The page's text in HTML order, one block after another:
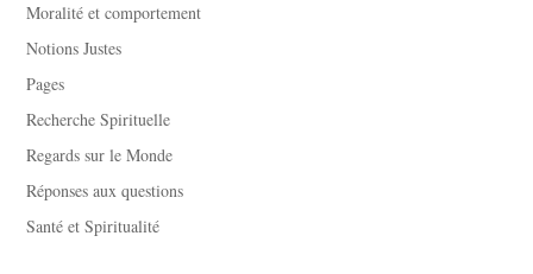
Moralité et comportement
Notions Justes
Pages
Recherche Spirituelle
Regards sur le Monde
Réponses aux questions
Santé et Spiritualité